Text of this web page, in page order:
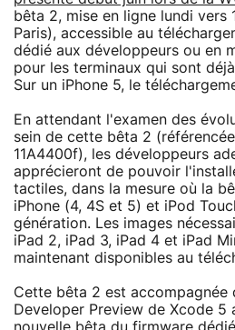
bêta 2, mise en ligne lundi vers
Paris), accessible au
dédié aux développeurs ou en
pour les terminaux qui sont
Sur un iPhone 5, le
En attendant l'examen des
sein de cette bêta 2
11A4400f), les développeurs
apprécieront de pouvoir
tactiles, dans la mesure où la
iPhone (4, 4S et 5) et iPod
génération. Les images
iPad 2, iPad 3, iPad 4 et iPad
maintenant disponibles au
Cette bêta 2 est accompagnée
Developer Preview de Xcode 5
nouvelle bêta du firmware